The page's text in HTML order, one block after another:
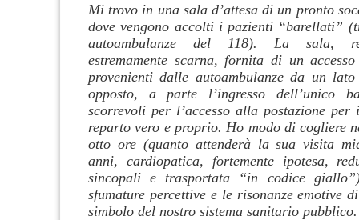
Mi trovo in una sala d’attesa di un pronto
dove vengono accolti i pazienti “barellati”
autoambulanze del 118). La sala,
estremamente scarna, fornita di un
provenienti dalle autoambulanze da un
opposto, a parte l’ingresso dell’unico
scorrevoli per l’accesso alla postazione
reparto vero e proprio. Ho modo di cogliere
otto ore (quanto attenderà la sua visita
anni, cardiopatica, fortemente ipotesa,
sincopali e trasportata “in codice
sfumature percettive e le risonanze emotive
simbolo del nostro sistema sanitario pubblico.